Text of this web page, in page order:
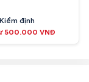
Kiểm định
500.000 VNĐ